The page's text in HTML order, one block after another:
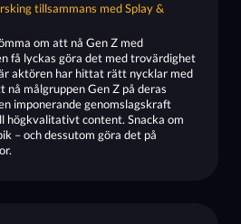
tillsammans med Splay &
om att nå Gen Z med
få lyckas göra det med trovärdighet
aktören har hittat rätt nycklar med
nå målgruppen Gen Z på deras
imponerande genomslagskraft
högkvalitativt content. Snacka om
– och dessutom göra det på